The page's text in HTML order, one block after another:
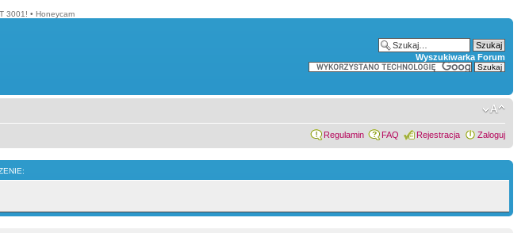
3001! • Honeycam
Wyszukiwarka Forum
Regulamin FAQ Rejestracja Zaloguj